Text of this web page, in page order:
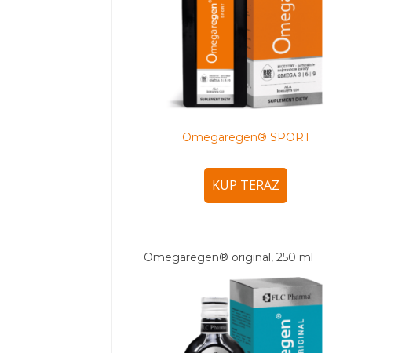
Omegaregen® SPORT
KUP TERAZ
Omegaregen® original, 250 ml